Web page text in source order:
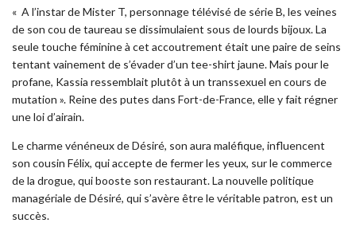
« A l’instar de Mister T, personnage télévisé de série B, les veines
de son cou de taureau se dissimulaient sous de lourds bijoux. La
seule touche féminine à cet accoutrement était une paire de seins
tentant vainement de s’évader d’un tee-shirt jaune. Mais pour le
profane, Kassia ressemblait plutôt à un transsexuel en cours de
mutation ». Reine des putes dans Fort-de-France, elle y fait régner
une loi d’airain.
Le charme vénéneux de Désiré, son aura maléfique, influencent
son cousin Félix, qui accepte de fermer les yeux, sur le commerce
de la drogue, qui booste son restaurant. La nouvelle politique
managériale de Désiré, qui s’avère être le véritable patron, est un
succès.